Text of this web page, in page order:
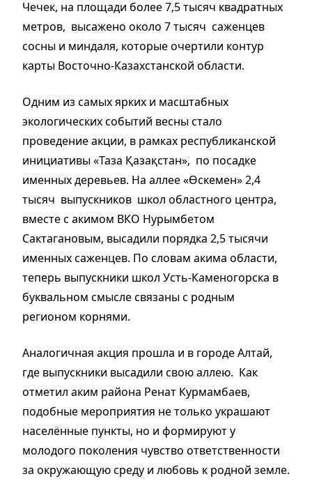
Чечек, на площади более 7,5 тысяч квадратных
метров, высажено около 7 тысяч саженцев
сосны и миндаля, которые очертили контур
карты Восточно-Казахстанской области.
Одним из самых ярких и масштабных
экологических событий весны стало
проведение акции, в рамках республиканской
инициативы «Таза Қазақстан», по посадке
именных деревьев. На аллее «Өскемен» 2,4
тысяч выпускников школ областного центра,
вместе с акимом ВКО Нурымбетом
Сактагановым, высадили порядка 2,5 тысячи
именных саженцев. По словам акима области,
теперь выпускники школ Усть-Каменогорска в
буквальном смысле связаны с родным
регионом корнями.
Аналогичная акция прошла и в городе Алтай,
где выпускники высадили свою аллею. Как
отметил аким района Ренат Курмамбаев,
подобные мероприятия не только украшают
населённые пункты, но и формируют у
молодого поколения чувство ответственности
за окружающую среду и любовь к родной земле.